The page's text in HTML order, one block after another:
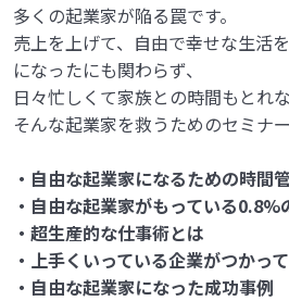
多くの起業家が陥る罠です。
売上を上げて、自由で幸せな生活
になったにも関わらず、
日々忙しくて家族との時間もとれ
そんな起業家を救うためのセミナー
・自由な起業家になるための時間
・自由な起業家がもっている0.8%
・超生産的な仕事術とは
・上手くいっている企業がつかっ
・自由な起業家になった成功事例